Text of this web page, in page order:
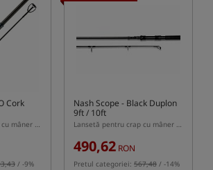
Cork
Lansetă pentru crap cu mâner semi-telescopic
/ -9%
Nash Scope - Black Duplon
9ft / 10ft
Lansetă pentru crap cu mâner telescopic
490,62 RON
Pretul categoriei: 567,48 / -14%